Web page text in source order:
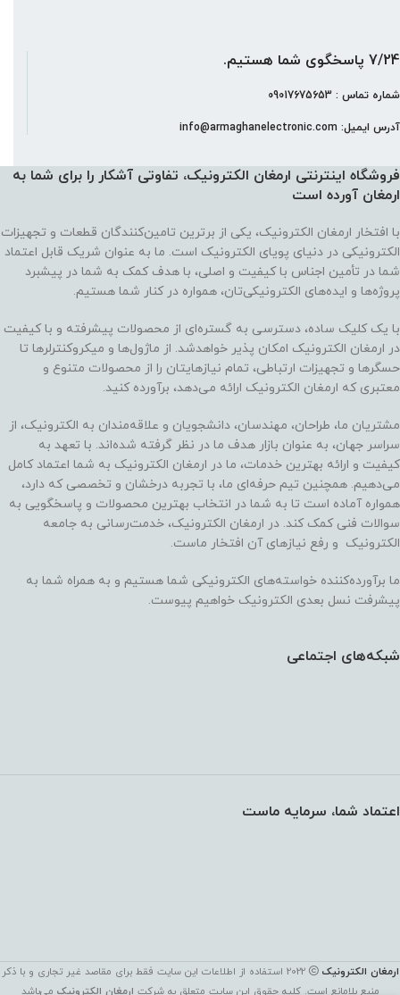
7/24 پاسخگوی شما هستیم.
شماره تماس : 09017675653
آدرس ایمیل: info@armaghanelectronic.com
فروشگاه اینترنتی ارمغان الکترونیک، تفاوتی آشکار را برای شما به
ارمغان آورده‌ است
با افتخار ارمغان الکترونیک، یکی از برترین تامین‌کنندگان قطعات و تجهیزات
الکترونیکی در دنیای پویای الکترونیک است. ما به عنوان شریک قابل اعتماد
شما در تأمین اجناس با کیفیت و اصلی، با هدف کمک به شما در پیشبرد
پروژه‌ها و ایده‌های الکترونیکی‌تان، همواره در کنار شما هستیم.
با یک کلیک ساده، دسترسی به گستره‌ای از محصولات پیشرفته و با کیفیت
در ارمغان الکترونیک امکان پذیر خواهدشد. از ماژول‌ها و میکروکنترلرها تا
حسگرها و تجهیزات ارتباطی، تمام نیازهایتان را از محصولات متنوع و
معتبری که ارمغان الکترونیک ارائه می‌دهد، برآورده کنید.
مشتریان ما، طراحان، مهندسان، دانشجویان و علاقه‌مندان به الکترونیک، از
سراسر جهان، به عنوان بازار هدف ما در نظر گرفته شده‌اند. با تعهد به
کیفیت و ارائه بهترین خدمات، ما در ارمغان الکترونیک به شما اعتماد کامل
می‌دهیم. همچنین تیم حرفه‌ای ما، با تجربه درخشان و تخصصی که دارد،
همواره آماده است تا به شما در انتخاب بهترین محصولات و پاسخگویی به
سوالات فنی کمک کند. در ارمغان الکترونیک، خدمت‌رسانی به جامعه
الکترونیک و رفع نیازهای آن افتخار ماست.
ما برآورده‌کننده خواسته‌های الکترونیکی شما هستیم و به همراه شما به
پیشرفت نسل بعدی الکترونیک خواهیم پیوست.
شبکه‌های اجتماعی
اعتماد شما، سرمایه ماست
ارمغان الکترونیک
2022 استفاده از اطلاعات این سایت فقط برای مقاصد غیر تجاری و با ذکر
منبع بلامانع است. کليه حقوق اين سايت متعلق به شرکت ارمغان الکترونیک می‌باشد آداپتور 12